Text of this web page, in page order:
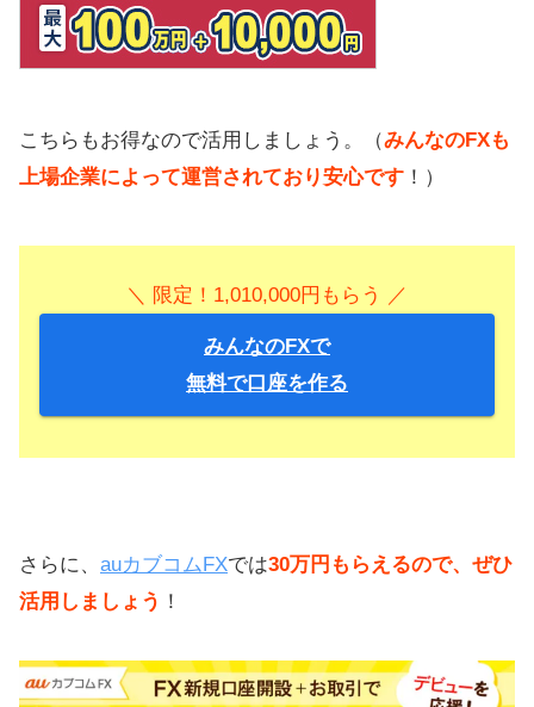
こちらもお得なので活用しましょう。（みんなのFXも
上場企業によって運営されており安心です ！）
＼ 限定！1,010,000円もらう ／
みんなのFXで
無料で口座を作る
さらに、 auカブコムFXでは30万円もらえるので、ぜひ
活用しましょう ！